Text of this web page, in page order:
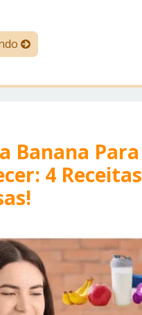
Banana Para
4 Receitas